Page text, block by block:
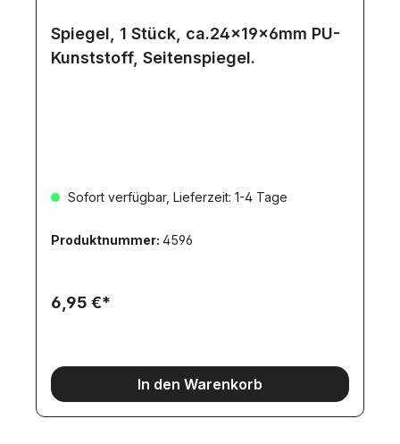
Spiegel, 1 Stück, ca.24x19x6mm PU-
Kunststoff, Seitenspiegel.
Sofort verfügbar, Lieferzeit: 1-4 Tage
Produktnummer: 4596
6,95 €*
In den Warenkorb